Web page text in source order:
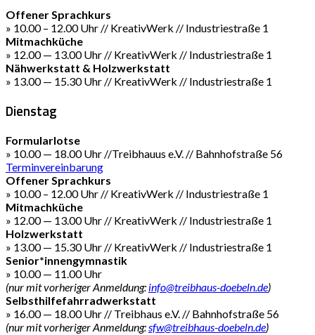
Offener Sprachkurs
» 10.00 – 12.00 Uhr // KreativWerk // Industriestraße 1
Mitmachküche
» 12.00 — 13.00 Uhr // KreativWerk // Industriestraße 1
Nähwerkstatt & Holzwerkstatt
» 13.00 — 15.30 Uhr // KreativWerk // Industriestraße 1
Dienstag
Formularlotse
» 10.00 — 18.00 Uhr //Treibhauus e.V. // Bahnhofstraße 56
Terminvereinbarung
Offener Sprachkurs
» 10.00 – 12.00 Uhr // KreativWerk // Industriestraße 1
Mitmachküche
» 12.00 — 13.00 Uhr // KreativWerk // Industriestraße 1
Holzwerkstatt
» 13.00 — 15.30 Uhr // KreativWerk // Industriestraße 1
Senior*innengymnastik
» 10.00 — 11.00 Uhr
(nur mit vorheriger Anmeldung: info@treibhaus-doebeln.de)
Selbsthilfefahrradwerkstatt
» 16.00 — 18.00 Uhr // Treibhaus e.V. // Bahnhofstraße 56
(nur mit vorheriger Anmeldung:sfw@treibhaus-doebeln.de)